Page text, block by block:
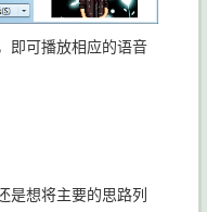
可播放相应的语音
想将主要的思路列